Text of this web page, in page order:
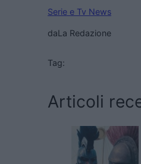
Serie e Tv News
daLa Redazione
Tag:
Articoli